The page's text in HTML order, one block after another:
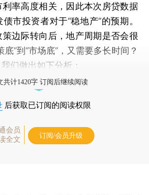
率高度相关，因此本次房贷数据
市投资者对于“稳地产”的预期。
边际转向后，地产周期是否会很
底”到“市场底”，又需要多长时间？
们做出如下分析：
共计1420字 订阅后继续阅读
后获取已订阅的阅读权限
会员
全文
订阅/会员升级